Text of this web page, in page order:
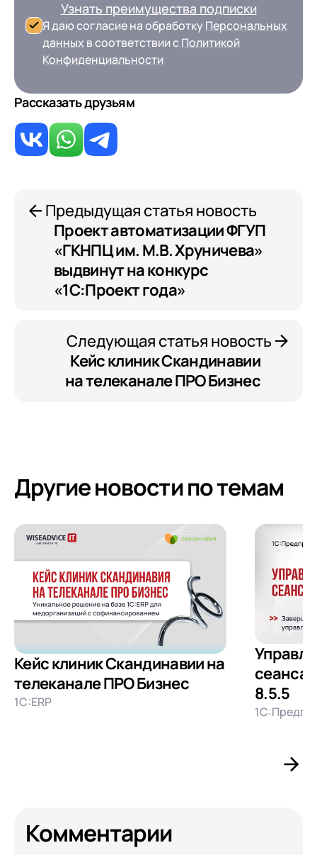
Узнать преимущества подписки
Я даю согласие на обработку Персональных
данных в соответствии сПолитикой
Конфиденциальности
Рассказать друзьям
Предыдущая статья новость
Проект автоматизации ФГУП
«ГКНПЦ им. М.В. Хруничева»
выдвинут на конкурс
«1С:Проект года»
Следующая статья новость
Кейс клиник Скандинавии
на телеканале ПРО Бизнес
Другие новости по темам
Кейс клиник Скандинавии на
телеканале ПРО Бизнес
1С:ERP
8.5.5
Комментарии
+7 Номер телефона
Я даю согласие на обработкуПерсональных
данныхв соответствии сПолитикой
Конфиденциальности
+7 Номер телефона
Конфиденциальности
Я даю согласие на обработку
Продолжить покупки